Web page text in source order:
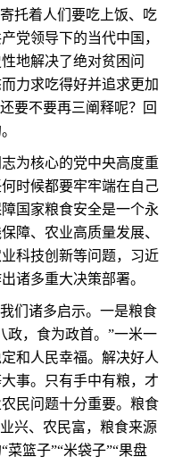
托着人们要吃上饭、吃
党领导下的当代中国，
地解决了绝对贫困问
力求吃得好并追求更加
要不要再三阐释呢？回
为核心的党中央高度重
时候都要牢牢端在自己
国家粮食安全是一个永
障、农业高质量发展、
科技创新等问题，习近
诸多重大决策部署。
们诸多启示。一是粮食
政，食为政首。”一米一
和人民幸福。解决好人
事。只有手中有粮，才
民问题十分重要。粮食
兴、农民富，粮食来源
篮子”“米袋子”“果盘